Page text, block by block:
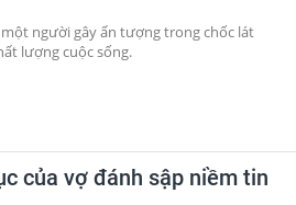
người gây ấn tượng trong chốc lát
lượng cuộc sống.
của vợ đánh sập niềm tin